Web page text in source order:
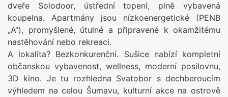
dveře Solodoor, ústřední topení, plně vybavená
koupelna. Apartmány jsou nízkoenergetické (PENB
„A“), promyšlené, útulné a připravené k okamžitému
nastěhování nebo rekreaci.
A lokalita? Bezkonkurenční. Sušice nabízí kompletní
občanskou vybavenost, wellness, moderní posilovnu,
3D kino. Je tu rozhledna Svatobor s dechberoucím
výhledem na celou Šumavu, kulturní akce na ostrově